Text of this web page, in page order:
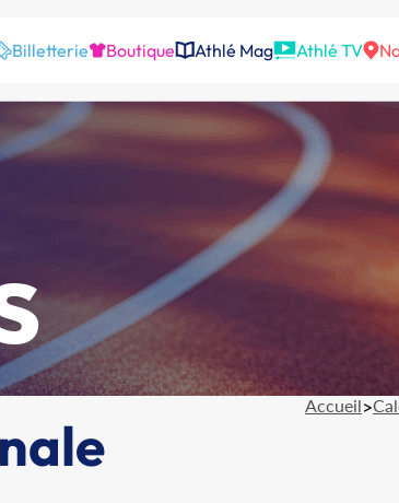
Billetterie Boutique Athlé Mag Athlé TV
Accueil>